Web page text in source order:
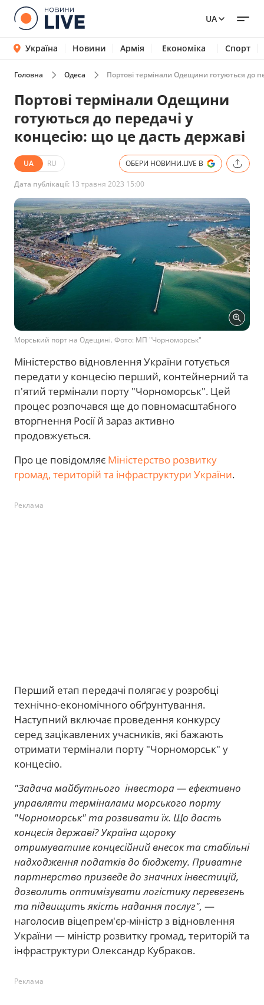
UA
Україна Новини Армія Економіка Спорт
Головна Одеса Портові термінали Одещини готуються до
Портові термінали Одещини
готуються до передачі у
концесію: що це дасть державі
UA RU ОБЕРИ НОВИНИ.LIVE В
Дата публікації: 13 травня 2023 15:00
Морський порт на Одещині. Фото: МП "Чорноморськ"
Міністерство відновлення України готується
передати у концесію перший, контейнерний та
п'ятий термінали порту "Чорноморськ". Цей
процес розпочався ще до повномасштабного
вторгнення Росії й зараз активно
продовжується.
Про це повідомляє Міністерство розвитку
громад, територій та інфраструктури України.
Реклама
Перший етап передачі полягає у розробці
технічно-економічного обґрунтування.
Наступний включає проведення конкурсу
серед зацікавлених учасників, які бажають
отримати термінали порту "Чорноморськ" у
концесію.
"Задача майбутнього інвестора — ефективно
управляти терміналами морського порту
"Чорноморськ" та розвивати їх. Що дасть
концесія державі? Україна щороку
отримуватиме концесійний внесок та стабільні
надходження податків до бюджету. Приватне
партнерство призведе до значних інвестицій,
дозволить оптимізувати логістику перевезень
та підвищить якість надання послуг", —
наголосив віцепрем'єр-міністр з відновлення
України — міністр розвитку громад, територій та
інфраструктури Олександр Кубраков.
Реклама